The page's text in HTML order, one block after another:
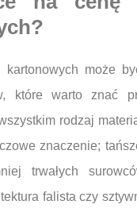
kartonowych może
które warto znać
rodzaj
znaczenie;
trwałych
falista czy